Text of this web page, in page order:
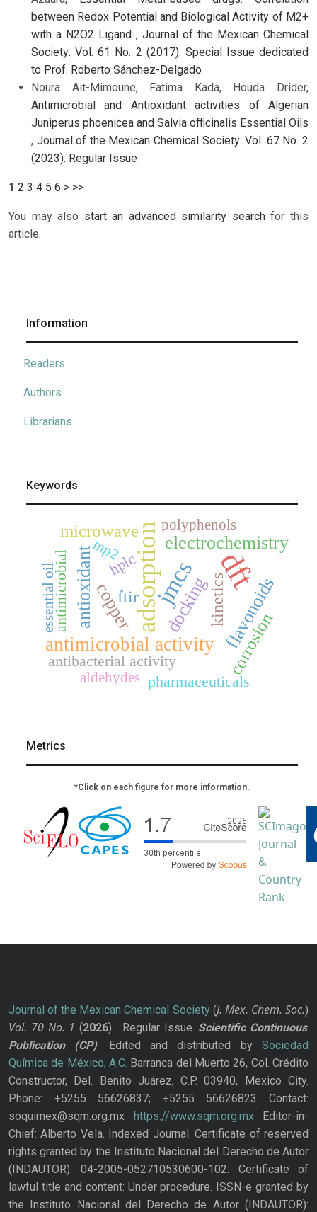
between Redox Potential and Biological Activity of M2+
with a N2O2 Ligand , Journal of the Mexican Chemical
Society: Vol. 61 No. 2 (2017): Special Issue dedicated
to Prof. Roberto Sánchez-Delgado
Noura Ait-Mimoune, Fatima Kada, Houda Drider,
Antimicrobial and Antioxidant activities of Algerian
Juniperus phoenicea and Salvia officinalis Essential Oils
, Journal of the Mexican Chemical Society: Vol. 67 No. 2
(2023): Regular Issue
1 2 3 4 5 6 > >>
You may also start an advanced similarity searchfor this
article.
Information
Readers
Authors
Librarians
Keywords
dft
adsorptionjmcs
antimicrobial activity
copper
antioxidant
electrochemistry
flavonoids
docking
microwave
corrosion
kinetics
ftir
antimicrobial hplc
antibacterial activity
pharmaceuticals
essential oil
mp2
aldehydes
polyphenols
Metrics
*Click on each figure for more information.
Journal of the Mexican Chemical Society(J. Mex. Chem. Soc.)
Vol. 70 No. 1 (2026): Regular Issue. Scientific Continuous
Publication
(CP). Edited and distributed bySociedad
Química de México, A.C. Barranca del Muerto 26, Col. Crédito
Constructor, Del. Benito Juárez, C.P. 03940, Mexico City.
Phone: +5255 56626837; +5255 56626823 Contact:
soquimex@sqm.org.mx https://www.sqm.org.mxEditor-in-
Chief: Alberto Vela. Indexed Journal. Certificate of reserved
rights granted by the Instituto Nacional del Derecho de Autor
(INDAUTOR): 04-2005-052710530600-102. Certificate of
lawful title and content: Under procedure. ISSN-e granted by
the Instituto Nacional del Derecho de Autor (INDAUTOR):